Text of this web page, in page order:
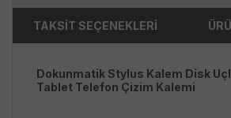
TAKSİT SEÇENEKLERİ
Dokunmatik Stylus Kalem Disk
Tablet Telefon Çizim Kalemi